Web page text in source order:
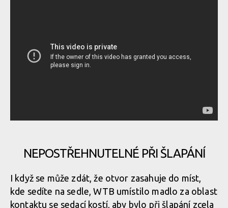
NEPOSTŘEHNUTELNÉ PŘI ŠLAPÁNÍ
I když se může zdát, že otvor zasahuje do míst,
kde sedíte na sedle, WTB umístilo madlo za oblast
kontaktu se sedací kostí, aby bylo při šlapání zcela